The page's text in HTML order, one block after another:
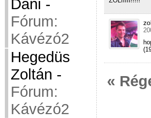
Dani -
Fórum:
Kávézó2
Hegedüs
Zoltán -
Fórum:
Kávézó2
«